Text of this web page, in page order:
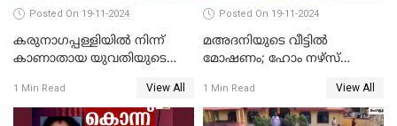
Posted On 19-11-2024
കരുനാഗപ്പള്ളിയില്‍ നിന്ന്
കാണാതായ യുവതിയുടെ
1 Min Read View All
Posted On 19-11-2024
മഅദനിയുടെ വീട്ടിൽ
മോഷണം; ഹോം നഴ്‌സ്
1 Min Read View All